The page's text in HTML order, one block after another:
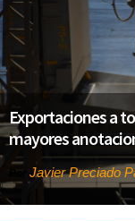
Exportaciones a
mayores
Javier Preciado